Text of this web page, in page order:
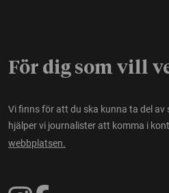
För dig som vill
Vi finns för att du ska kunna ta del
hjälper vi journalister att komma i
webbplatsen.